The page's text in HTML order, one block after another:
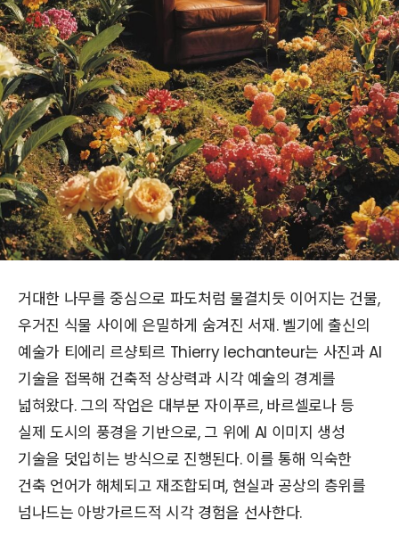
거대한 나무를 중심으로 파도처럼 물결치듯 이어지는 건물,
우거진 식물 사이에 은밀하게 숨겨진 서재. 벨기에 출신의
예술가 티에리 르샹퇴르 Thierry lechanteur는 사진과 AI
기술을 접목해 건축적 상상력과 시각 예술의 경계를
넓혀왔다. 그의 작업은 대부분 자이푸르, 바르셀로나 등
실제 도시의 풍경을 기반으로, 그 위에 AI 이미지 생성
기술을 덧입히는 방식으로 진행된다. 이를 통해 익숙한
건축 언어가 해체되고 재조합되며, 현실과 공상의 층위를
넘나드는 아방가르드적 시각 경험을 선사한다.